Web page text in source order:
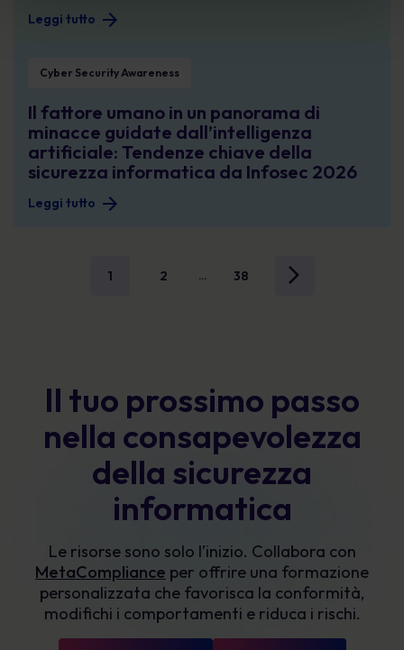
Leggi tutto
Cyber Security Awareness
Il fattore umano in un panorama di
minacce guidate dall’intelligenza
artificiale: Tendenze chiave della
sicurezza informatica da Infosec 2026
Leggi tutto
1 2 ... 38
Il tuo prossimo passo
nella consapevolezza
della sicurezza
informatica
Le risorse sono solo l’inizio. Collabora con
MetaCompliance per offrire una formazione
personalizzata che favorisca la conformità,
modifichi i comportamenti e riduca i rischi.